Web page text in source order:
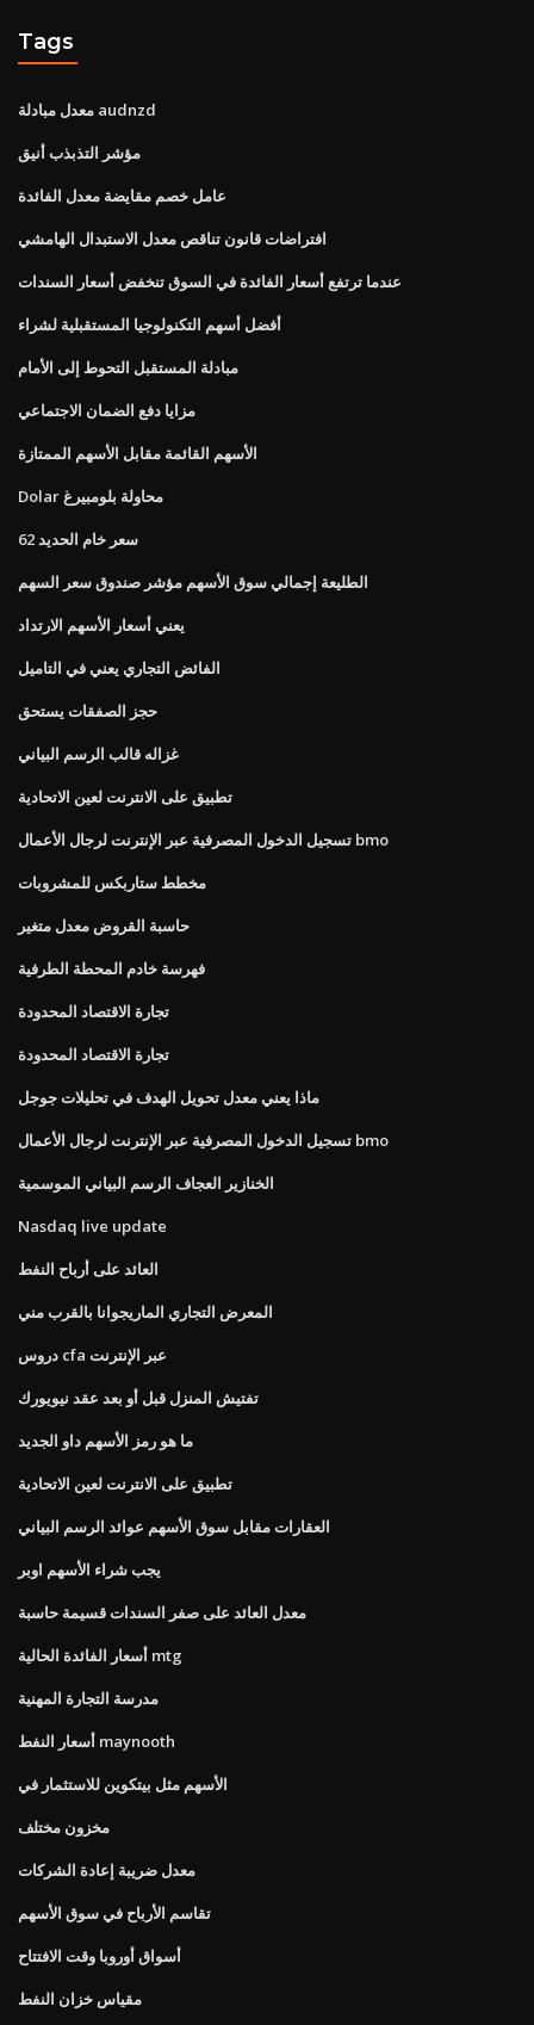
Tags
معدل مبادلة audnzd
مؤشر التذبذب أنيق
عامل خصم مقايضة معدل الفائدة
افتراضات قانون تناقص معدل الاستبدال الهامشي
عندما ترتفع أسعار الفائدة في السوق تنخفض أسعار السندات
أفضل أسهم التكنولوجيا المستقبلية لشراء
مبادلة المستقبل التحوط إلى الأمام
مزايا دفع الضمان الاجتماعي
الأسهم القائمة مقابل الأسهم الممتازة
Dolar محاولة بلومبيرغ
سعر خام الحديد 62
الطليعة إجمالي سوق الأسهم مؤشر صندوق سعر السهم
يعني أسعار الأسهم الارتداد
الفائض التجاري يعني في التاميل
حجز الصفقات يستحق
غزاله قالب الرسم البياني
تطبيق على الانترنت لعين الاتحادية
تسجيل الدخول المصرفية عبر الإنترنت لرجال الأعمال bmo
مخطط ستاربكس للمشروبات
حاسبة القروض معدل متغير
فهرسة خادم المحطة الطرفية
تجارة الاقتصاد المحدودة
تجارة الاقتصاد المحدودة
ماذا يعني معدل تحويل الهدف في تحليلات جوجل
تسجيل الدخول المصرفية عبر الإنترنت لرجال الأعمال bmo
الخنازير العجاف الرسم البياني الموسمية
Nasdaq live update
العائد على أرباح النفط
المعرض التجاري الماريجوانا بالقرب مني
دروس cfa عبر الإنترنت
تفتيش المنزل قبل أو بعد عقد نيويورك
ما هو رمز الأسهم داو الجديد
تطبيق على الانترنت لعين الاتحادية
العقارات مقابل سوق الأسهم عوائد الرسم البياني
يجب شراء الأسهم اوبر
معدل العائد على صفر السندات قسيمة حاسبة
أسعار الفائدة الحالية mtg
مدرسة التجارة المهنية
أسعار النفط maynooth
الأسهم مثل بيتكوين للاستثمار في
مخزون مختلف
معدل ضريبة إعادة الشركات
تقاسم الأرباح في سوق الأسهم
أسواق أوروبا وقت الافتتاح
مقياس خزان النفط